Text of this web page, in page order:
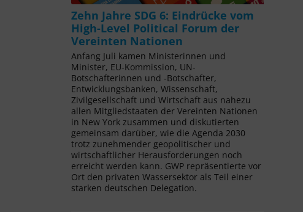
Zehn Jahre SDG 6: Eindrücke vom
High-Level Political Forum der
Vereinten Nationen
Anfang Juli kamen Ministerinnen und
Minister, EU-Kommission, UN-
Botschafterinnen und -Botschafter,
Entwicklungsbanken, Wissenschaft,
Zivilgesellschaft und Wirtschaft aus nahezu
allen Mitgliedstaaten der Vereinten Nationen
in New York zusammen und diskutierten
gemeinsam darüber, wie die Agenda 2030
trotz zunehmender geopolitischer und
wirtschaftlicher Herausforderungen noch
erreicht werden kann. GWP repräsentierte vor
Ort den privaten Wassersektor als Teil einer
starken deutschen Delegation.